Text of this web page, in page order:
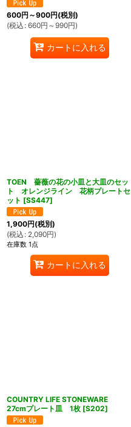
600円 ～900円(税別)
(税込 : 660円 ～990円)
カートに入れる
TOEN 薔薇の花の小皿と大皿のセッ
ト オレンジライン 花柄プレートセ
ット [SS447]
1,900円(税別)
(税込 : 2,090円)
在庫数 1点
カートに入れる
COUNTRY LIFE STONEWARE
27cmプレート皿 1枚 [S202]